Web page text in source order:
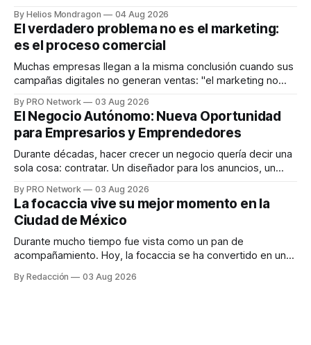
dispositivos inteligentes, inteligencia artificial y monitoreo
en tiempo real para ayudar a las personas a tomar mejores
decisiones sobre su salud metabólica. Su propuesta busca
responder
By Helios Mondragon 04 Aug 2026
El verdadero problema no es el marketing:
es el proceso comercial
Muchas empresas llegan a la misma conclusión cuando sus
campañas digitales no generan ventas: "el marketing no
INTERIUS, el problema suele estar en otro lugar. Durante
una entrevista para el podcast SER PRO, el especialista en
marketing digital explicó que
By PRO Network 03 Aug 2026
El Negocio Autónomo: Nueva Oportunidad
para Empresarios y Emprendedores
Durante décadas, hacer crecer un negocio quería decir una
sola cosa: contratar. Un diseñador para los anuncios, un
para los textos, alguien que supiera de publicidad digital
para encontrar prospectos, un vendedor para atender
llamadas y mensajes, y —con suerte— una persona
By PRO Network 03 Aug 2026
La focaccia vive su mejor momento en la
Ciudad de México
Durante mucho tiempo fue vista como un pan de
acompañamiento. Hoy, la focaccia se ha convertido en uno
artesanal, ingredientes de calidad y experiencias que
By Redacción 03 Aug 2026